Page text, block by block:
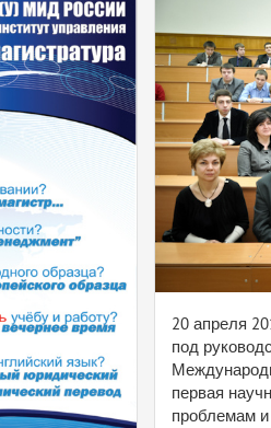
20 апреля
под
первая
проблемам и